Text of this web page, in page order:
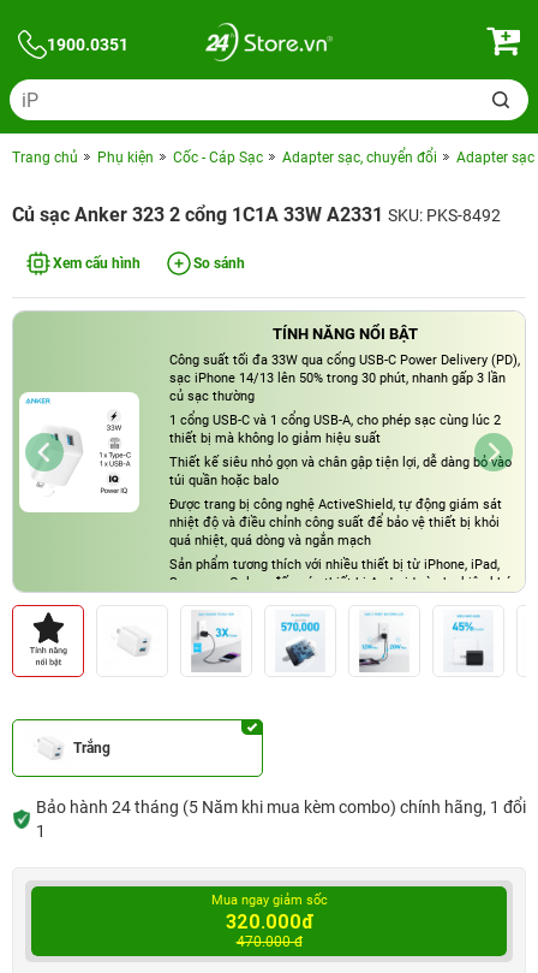
1900.0351
Trang chủ Phụ kiện Cốc - Cáp Sạc Adapter sạc, chuyển đổi Adapter sạc
Củ sạc Anker 323 2 cổng 1C1A 33W A2331 SKU: PKS-8492
Xem cấu hình So sánh
TÍNH NĂNG NỔI BẬT
Công suất tối đa 33W qua cổng USB-C Power Delivery (PD),
sạc iPhone 14/13 lên 50% trong 30 phút, nhanh gấp 3 lần
củ sạc thường
1 cổng USB-C và 1 cổng USB-A, cho phép sạc cùng lúc 2
thiết bị mà không lo giảm hiệu suất
Thiết kế siêu nhỏ gọn và chân gập tiện lợi, dễ dàng bỏ vào
túi quần hoặc balo
Được trang bị công nghệ ActiveShield, tự động giám sát
nhiệt độ và điều chỉnh công suất để bảo vệ thiết bị khỏi
quá nhiệt, quá dòng và ngắn mạch
Sản phẩm tương thích với nhiều thiết bị từ iPhone, iPad,
Samsung Galaxy đến các thiết bị Android và phụ kiện khác
Trắng
Bảo hành 24 tháng (5 Năm khi mua kèm combo) chính hãng, 1 đổi
1
Mua ngay giảm sốc
320.000đ
470.000 đ